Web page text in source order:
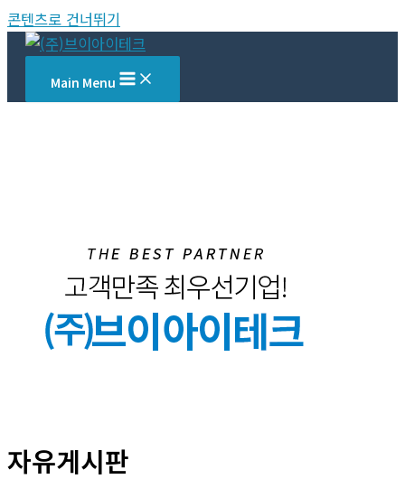
콘텐츠로 건너뛰기
Main Menu
자유게시판